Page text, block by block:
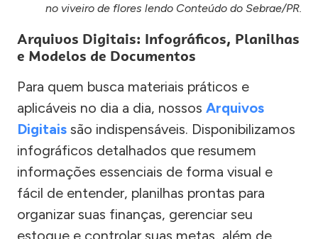
no viveiro de flores lendo Conteúdo do Sebrae/PR.
Arquivos Digitais: Infográficos, Planilhas
e Modelos de Documentos
Para quem busca materiais práticos e
aplicáveis no dia a dia, nossos Arquivos
Digitais são indispensáveis. Disponibilizamos
infográficos detalhados que resumem
informações essenciais de forma visual e
fácil de entender, planilhas prontas para
organizar suas finanças, gerenciar seu
estoque e controlar suas metas, além de